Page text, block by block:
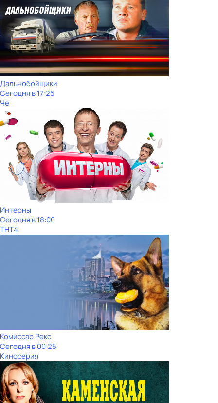
Дальнобойщики
Сегодня в 17:25
Че
Интерны
Сегодня в 18:00
ТНТ4
Комиссар Рекс
Сегодня в 00:25
Киносерия